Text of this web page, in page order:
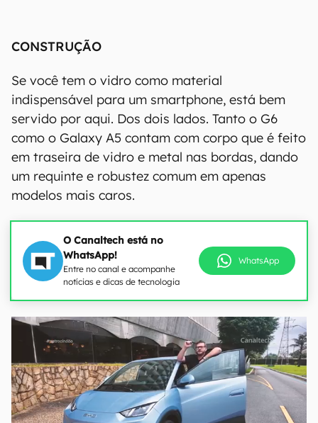
CONSTRUÇÃO
Se você tem o vidro como material
indispensável para um smartphone, está bem
servido por aqui. Dos dois lados. Tanto o G6
como o Galaxy A5 contam com corpo que é feito
em traseira de vidro e metal nas bordas, dando
um requinte e robustez comum em apenas
modelos mais caros.
O Canaltech está no
WhatsApp!
Entre no canal e acompanhe
notícias e dicas de tecnologia
WhatsApp